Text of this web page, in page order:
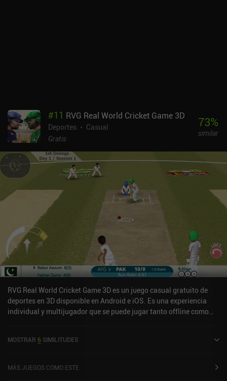
#11 RVG Real World Cricket Game 3D
Deportes
Casual
Gratis
73%
similar
RVG Real World Cricket Game 3D es un juego casual gratuito de
deportes en 3D disponible en Android e iOS. Es una experiencia
individual y multijugador que se puede jugar tanto offline como
lanzó en enero de 2021 y tiene una valoración actual de 3,8 sobre
MOSTRAR 6 SIMILITUDES
MÁS JUEGOS COMO ESTE